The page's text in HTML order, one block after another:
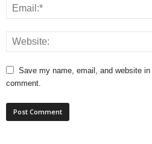
Save my name, email, and website in
comment.